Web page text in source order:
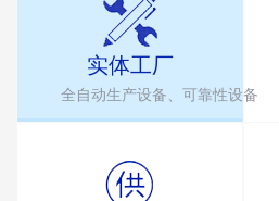
实体工厂
全自动生产设备、可靠性设备